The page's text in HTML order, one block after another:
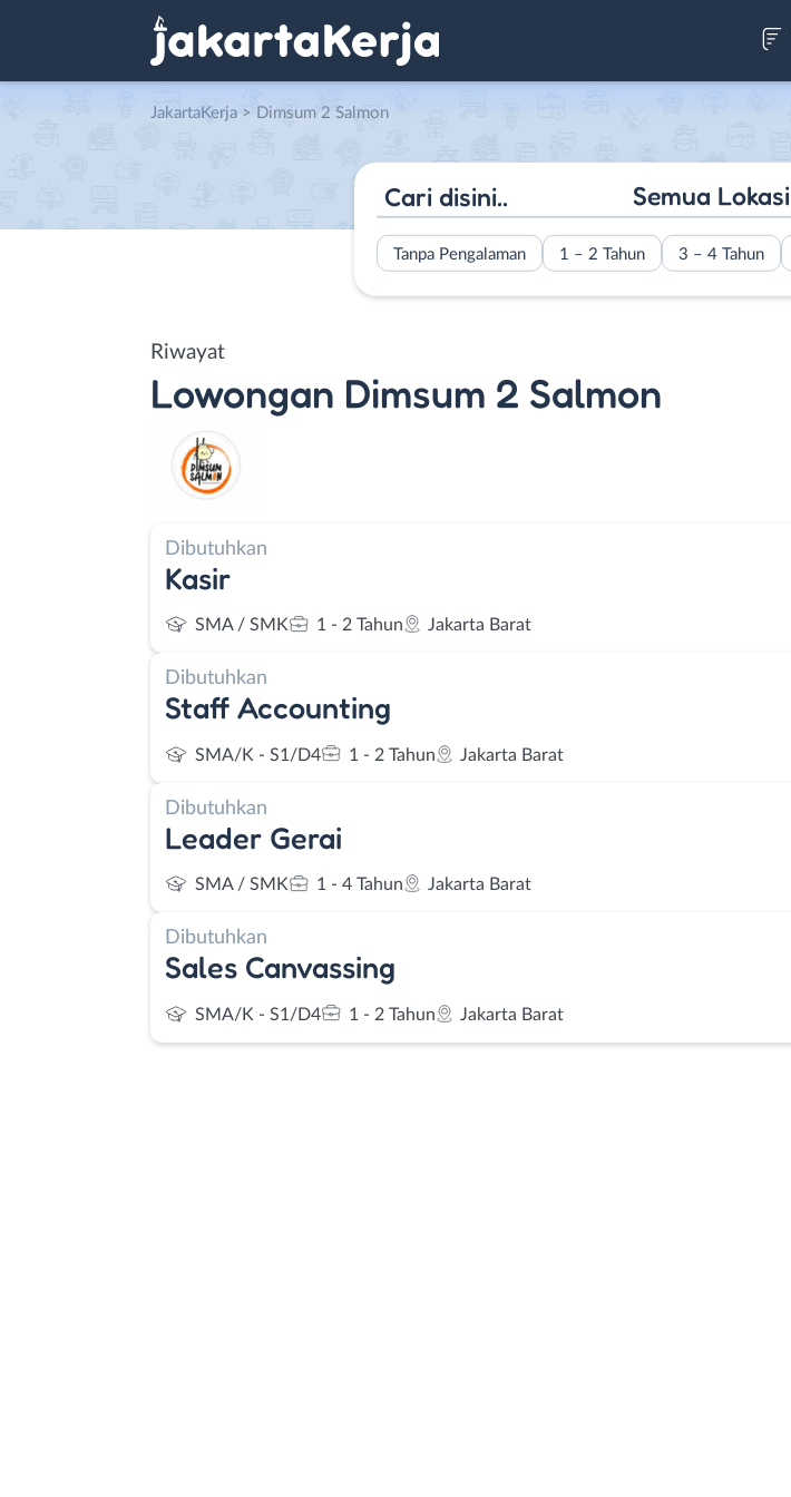
JakartaKerja > Dimsum 2 Salmon
Semua Lokasi
Tanpa Pengalaman 1 – 2 Tahun 3 – 4 Tahun
Riwayat
Lowongan Dimsum 2 Salmon
Dibutuhkan
Kasir
SMA / SMK 1 - 2 Tahun Jakarta Barat
Dibutuhkan
Staff Accounting
SMA/K - S1/D4 1 - 2 Tahun Jakarta Barat
Dibutuhkan
Leader Gerai
SMA / SMK 1 - 4 Tahun Jakarta Barat
Dibutuhkan
Sales Canvassing
SMA/K - S1/D4 1 - 2 Tahun Jakarta Barat